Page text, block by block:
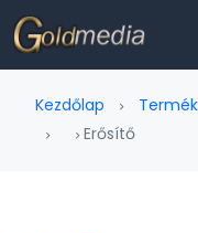
Kezdőlap
Erősítő